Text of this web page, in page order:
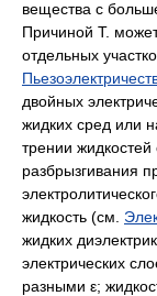
вещества с
Причиной Т.
отдельных
двойных
жидких сред или
трении
разбрызгивания
жидкость (см.
жидких
электрических
разными ε;